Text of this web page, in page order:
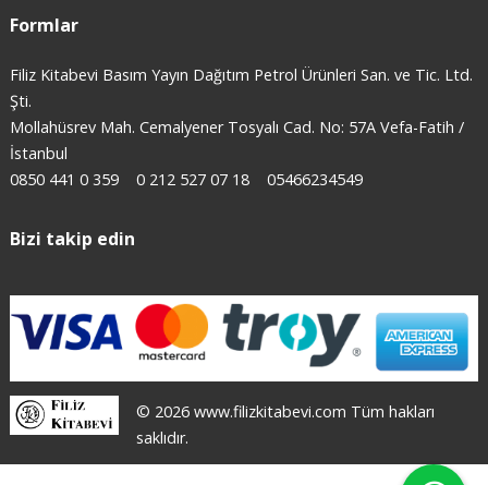
Formlar
Filiz Kitabevi Basım Yayın Dağıtım Petrol Ürünleri San. ve Tic. Ltd.
Şti.
Mollahüsrev Mah. Cemalyener Tosyalı Cad. No: 57A Vefa-Fatih /
İstanbul
0850 441 0 359
0 212 527 07 18 05466234549
Bizi takip edin
© 2026 www.filizkitabevi.com Tüm hakları
saklıdır.